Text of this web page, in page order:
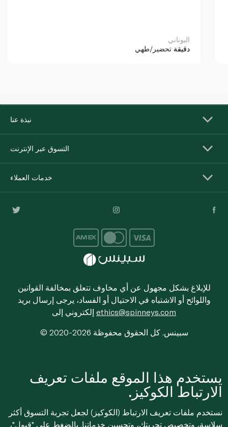
اليوناني
دقيقة تحضير/طهي
نبذة عنا
التسوق عبر الإنترنت
خدمات العملاء
للإبلاغ بشكل مجهول عن أي مخاوف تتعلق بمخالفة القوانين
واللوائح أو الاشتباه في الاحتيال أو الفساد، يرجى إرسال بريد
ethics@spinneys.com
© 2020-2026 سبينس. كل الحقوق محفوظة
يستخدم هذا الموقع ملفات تعريف
الارتباط الكوكيز.
نستخدم ملفات تعريف الارتباط (الكوكيز) لجعل تجربة التسوق أكثر
سلاسة، وتخصيص تجربتك، وتحسين خدماتنا. بالضغط على "قبول"،